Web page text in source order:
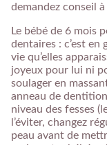
demandez conseil
Le bébé de 6 mois
dentaires : c’est en
vie qu’elles
joyeux pour lui ni
soulager en
anneau de
niveau des fesses
l’éviter, changez
peau avant de